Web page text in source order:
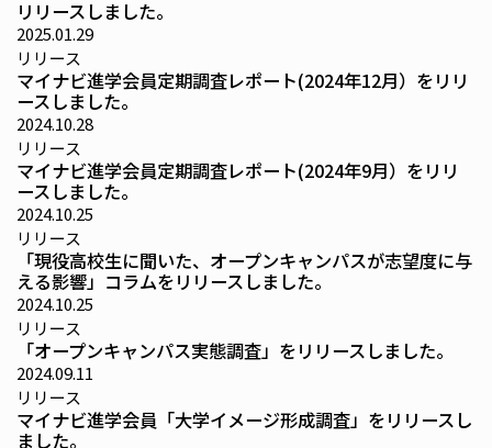
リリースしました。
2025.01.29
リリース
マイナビ進学会員定期調査レポート(2024年12月）をリリ
ースしました。
2024.10.28
リリース
マイナビ進学会員定期調査レポート(2024年9月）をリリ
ースしました。
2024.10.25
リリース
「現役高校生に聞いた、オープンキャンパスが志望度に与
える影響」コラムをリリースしました。
2024.10.25
リリース
「オープンキャンパス実態調査」をリリースしました。
2024.09.11
リリース
マイナビ進学会員「大学イメージ形成調査」をリリースし
ました。